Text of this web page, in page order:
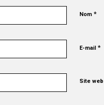
Nom*
E-mail*
Site web